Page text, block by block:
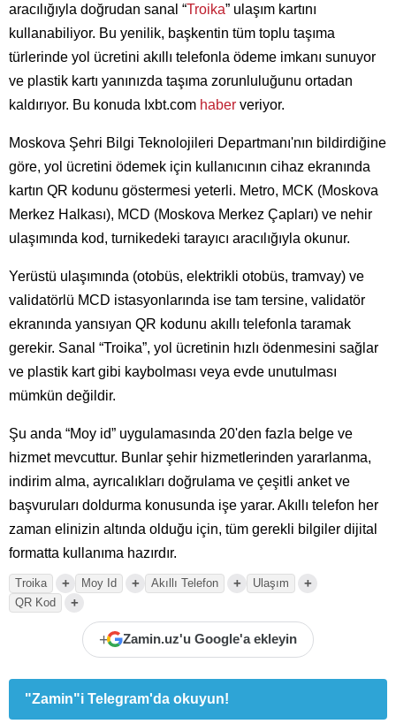
aracılığıyla doğrudan sanal “Troika” ulaşım kartını
kullanabiliyor. Bu yenilik, başkentin tüm toplu taşıma
türlerinde yol ücretini akıllı telefonla ödeme imkanı sunuyor
ve plastik kartı yanınızda taşıma zorunluluğunu ortadan
kaldırıyor. Bu konuda Ixbt.com haber veriyor.
Moskova Şehri Bilgi Teknolojileri Departmanı'nın bildirdiğine
göre, yol ücretini ödemek için kullanıcının cihaz ekranında
kartın QR kodunu göstermesi yeterli. Metro, MCK (Moskova
Merkez Halkası), MCD (Moskova Merkez Çapları) ve nehir
ulaşımında kod, turnikedeki tarayıcı aracılığıyla okunur.
Yerüstü ulaşımında (otobüs, elektrikli otobüs, tramvay) ve
validatörlü MCD istasyonlarında ise tam tersine, validatör
ekranında yansıyan QR kodunu akıllı telefonla taramak
gerekir. Sanal “Troika”, yol ücretinin hızlı ödenmesini sağlar
ve plastik kart gibi kaybolması veya evde unutulması
mümkün değildir.
Şu anda “Moy id” uygulamasında 20'den fazla belge ve
hizmet mevcuttur. Bunlar şehir hizmetlerinden yararlanma,
indirim alma, ayrıcalıkları doğrulama ve çeşitli anket ve
başvuruları doldurma konusunda işe yarar. Akıllı telefon her
zaman elinizin altında olduğu için, tüm gerekli bilgiler dijital
formatta kullanıma hazırdır.
Troika + Moy Id + Akıllı Telefon + Ulaşım +
QR Kod +
+ Zamin.uz'u Google'a ekleyin
"Zamin"i Telegram'da okuyun!